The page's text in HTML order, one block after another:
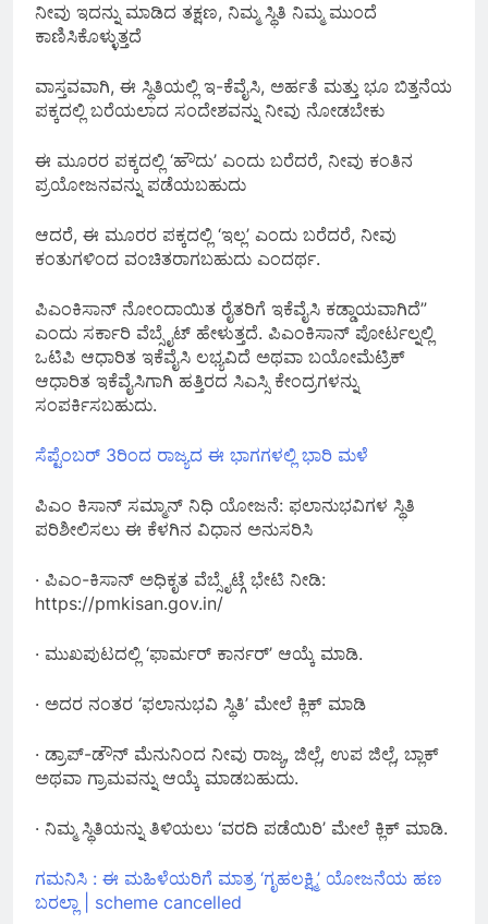
ನೀವು ಇದನ್ನು ಮಾಡಿದ ತಕ್ಷಣ, ನಿಮ್ಮ ಸ್ಥಿತಿ ನಿಮ್ಮ ಮುಂದೆ
ಕಾಣಿಸಿಕೊಳ್ಳುತ್ತದೆ
ವಾಸ್ತವವಾಗಿ, ಈ ಸ್ಥಿತಿಯಲ್ಲಿ ಇ-ಕೆವೈಸಿ, ಅರ್ಹತೆ ಮತ್ತು ಭೂ ಬಿತ್ತನೆಯ
ಪಕ್ಕದಲ್ಲಿ ಬರೆಯಲಾದ ಸಂದೇಶವನ್ನು ನೀವು ನೋಡಬೇಕು
ಈ ಮೂರರ ಪಕ್ಕದಲ್ಲಿ ‘ಹೌದು’ ಎಂದು ಬರೆದರೆ, ನೀವು ಕಂತಿನ
ಪ್ರಯೋಜನವನ್ನು ಪಡೆಯಬಹುದು
ಆದರೆ, ಈ ಮೂರರ ಪಕ್ಕದಲ್ಲಿ ‘ಇಲ್ಲ’ ಎಂದು ಬರೆದರೆ, ನೀವು
ಕಂತುಗಳಿಂದ ವಂಚಿತರಾಗಬಹುದು ಎಂದರ್ಥ.
ಪಿಎಂಕಿಸಾನ್ ನೋಂದಾಯಿತ ರೈತರಿಗೆ ಇಕೆವೈಸಿ ಕಡ್ಡಾಯವಾಗಿದೆ”
ಎಂದು ಸರ್ಕಾರಿ ವೆಬ್ಸೈಟ್ ಹೇಳುತ್ತದೆ. ಪಿಎಂಕಿಸಾನ್ ಪೋರ್ಟಲ್ನಲ್ಲಿ
ಒಟಿಪಿ ಆಧಾರಿತ ಇಕೆವೈಸಿ ಲಭ್ಯವಿದೆ ಅಥವಾ ಬಯೋಮೆಟ್ರಿಕ್
ಆಧಾರಿತ ಇಕೆವೈಸಿಗಾಗಿ ಹತ್ತಿರದ ಸಿಎಸ್ಸಿ ಕೇಂದ್ರಗಳನ್ನು
ಸಂಪರ್ಕಿಸಬಹುದು.
ಸೆಪ್ಟೆಂಬರ್‌ 3ರಿಂದ ರಾಜ್ಯದ ಈ ಭಾಗಗಳಲ್ಲಿ ಭಾರಿ ಮಳೆ
ಪಿಎಂ ಕಿಸಾನ್ ಸಮ್ಮಾನ್ ನಿಧಿ ಯೋಜನೆ: ಫಲಾನುಭವಿಗಳ ಸ್ಥಿತಿ
ಪರಿಶೀಲಿಸಲು ಈ ಕೆಳಗಿನ ವಿಧಾನ ಅನುಸರಿಸಿ
· ಪಿಎಂ-ಕಿಸಾನ್ ಅಧಿಕೃತ ವೆಬ್ಸೈಟ್ಗೆ ಭೇಟಿ ನೀಡಿ:
https://pmkisan.gov.in/
· ಮುಖಪುಟದಲ್ಲಿ ‘ಫಾರ್ಮರ್ ಕಾರ್ನರ್’ ಆಯ್ಕೆ ಮಾಡಿ.
· ಅದರ ನಂತರ ‘ಫಲಾನುಭವಿ ಸ್ಥಿತಿ’ ಮೇಲೆ ಕ್ಲಿಕ್ ಮಾಡಿ
· ಡ್ರಾಪ್-ಡೌನ್ ಮೆನುನಿಂದ ನೀವು ರಾಜ್ಯ, ಜಿಲ್ಲೆ, ಉಪ ಜಿಲ್ಲೆ, ಬ್ಲಾಕ್
ಅಥವಾ ಗ್ರಾಮವನ್ನು ಆಯ್ಕೆ ಮಾಡಬಹುದು.
· ನಿಮ್ಮ ಸ್ಥಿತಿಯನ್ನು ತಿಳಿಯಲು ‘ವರದಿ ಪಡೆಯಿರಿ’ ಮೇಲೆ ಕ್ಲಿಕ್ ಮಾಡಿ.
ಗಮನಿಸಿ : ಈ ಮಹಿಳೆಯರಿಗೆ ಮಾತ್ರ ‘ಗೃಹಲಕ್ಷ್ಮಿ’ ಯೋಜನೆಯ ಹಣ
ಬರಲ್ಲಾ | scheme cancelled